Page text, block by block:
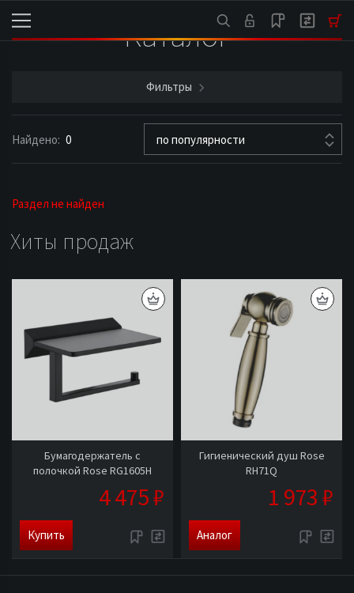
Каталог
Фильтры
Найдено: 0 по популярности
Раздел не найден
Хиты продаж
Бумагодержатель с
полочкой Rose RG1605H
4 475 ₽
Купить
Гигиенический душ Rose
RH71Q
1 973 ₽
Аналог